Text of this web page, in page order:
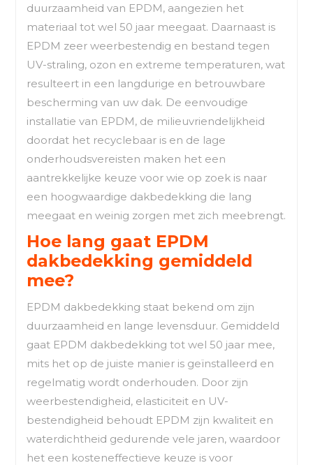
duurzaamheid van EPDM, aangezien het
materiaal tot wel 50 jaar meegaat. Daarnaast is
EPDM zeer weerbestendig en bestand tegen
UV-straling, ozon en extreme temperaturen, wat
resulteert in een langdurige en betrouwbare
bescherming van uw dak. De eenvoudige
installatie van EPDM, de milieuvriendelijkheid
doordat het recyclebaar is en de lage
onderhoudsvereisten maken het een
aantrekkelijke keuze voor wie op zoek is naar
een hoogwaardige dakbedekking die lang
meegaat en weinig zorgen met zich meebrengt.
Hoe lang gaat EPDM
dakbedekking gemiddeld
mee?
EPDM dakbedekking staat bekend om zijn
duurzaamheid en lange levensduur. Gemiddeld
gaat EPDM dakbedekking tot wel 50 jaar mee,
mits het op de juiste manier is geïnstalleerd en
regelmatig wordt onderhouden. Door zijn
weerbestendigheid, elasticiteit en UV-
bestendigheid behoudt EPDM zijn kwaliteit en
waterdichtheid gedurende vele jaren, waardoor
het een kosteneffectieve keuze is voor